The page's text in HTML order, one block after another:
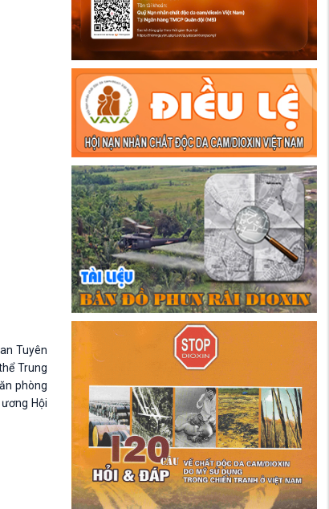
Tuyên
Trung
phòng
Hội